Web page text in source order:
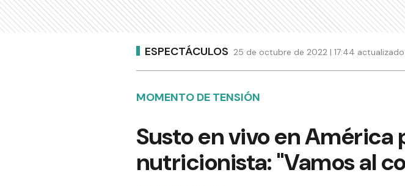
ESPECTÁCULOS 25 de octubre de 2022 | 17:44
MOMENTO DE TENSIÓN
Susto en vivo en América
nutricionista: "Vamos al